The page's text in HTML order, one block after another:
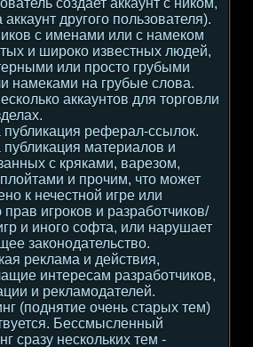
создает аккаунт с ником,
другого пользователя).
с именами или с намеком
и широко известных людей,
или просто грубыми
намеками на грубые слова.
аккаунтов для торговли
реферал-ссылок.
материалов и
с кряками, варезом,
и прочим, что может
к нечестной игре или
игроков и разработчиков/
и иного софта, или нарушает
законодательство.
реклама и действия,
интересам разработчиков,
и рекламодателей.
(поднятие очень старых тем)
Бессмысленный
сразу нескольких тем -